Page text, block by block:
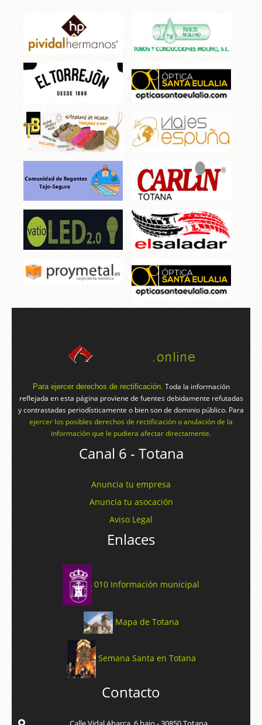
Para ejercer derechos de rectificación. Toda la información
reflejada en esta página proviene de fuentes debidamente refutadas
y contrastadas periodísticamente o bien son de dominio público. Para
ejercer los posibles derechos de rectificación o anulación de la
información que le pudiera afectar directamente.
Canal 6 - Totana
Anuncia tu empresa
Anuncia tu asocación
Aviso Legal
Enlaces
010 Información municipal
Mapa de Totana
Semana Santa en Totana
Contacto